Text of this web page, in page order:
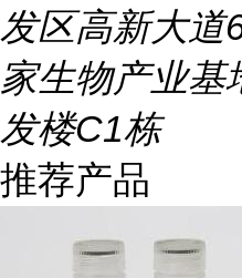
发区高新大道
家生物产业基
发楼C1栋
推荐产品